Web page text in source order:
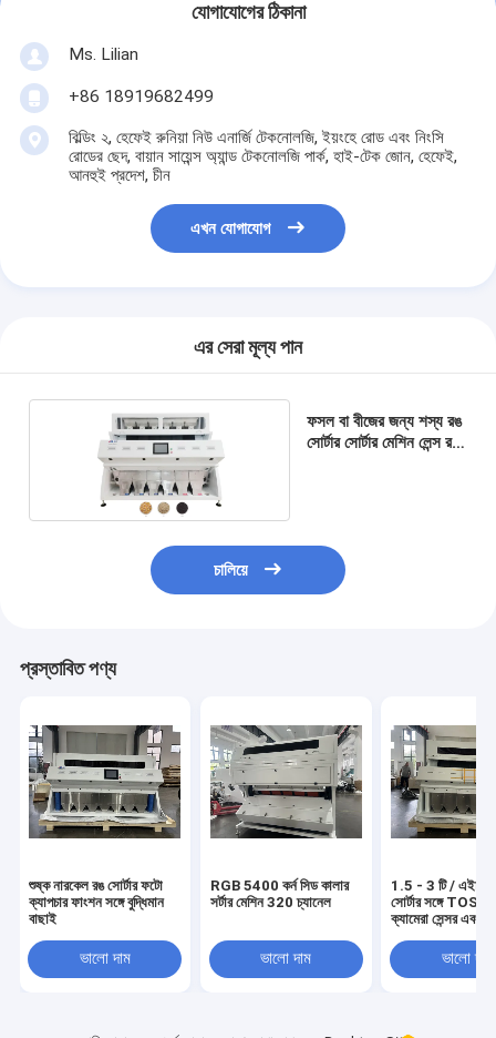
যোগাযোগের ঠিকানা
Ms. Lilian
+86 18919682499
বিল্ডিং ২, হেফেই রুনিয়া নিউ এনার্জি টেকনোলজি, ইয়ংহে রোড এবং নিংসি
রোডের ছেদ, বায়ান সায়েন্স অ্যান্ড টেকনোলজি পার্ক, হাই-টেক জোন, হেফেই,
আনহুই প্রদেশ, চীন
এখন যোগাযোগ
এর সেরা মূল্য পান
ফসল বা বীজের জন্য শস্য রঙ
সোর্টার সোর্টার মেশিন লেন্স রঙ
চালিয়ে
প্রস্তাবিত পণ্য
শুষ্ক নারকেল রঙ সোর্টার ফটো
ক্যাপচার ফাংশন সঙ্গে বুদ্ধিমান
বাছাই
ভালো দাম
RGB 5400 কর্ন সিড কালার
সর্টার মেশিন 320 চ্যানেল
ভালো দাম
1.5 - 3 টি / এইচ
সোর্টার সঙ্গে
ক্যামেরা সেন্সর
ভালো দাম